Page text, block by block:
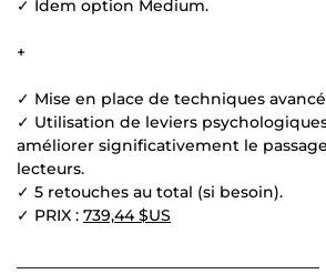
✓ Idem option Medium.
+
✓ Mise en place de techniques
✓ Utilisation de leviers
améliorer significativement le
lecteurs.
✓ 5 retouches au total (si besoin).
✓ PRIX : 739,44 $US